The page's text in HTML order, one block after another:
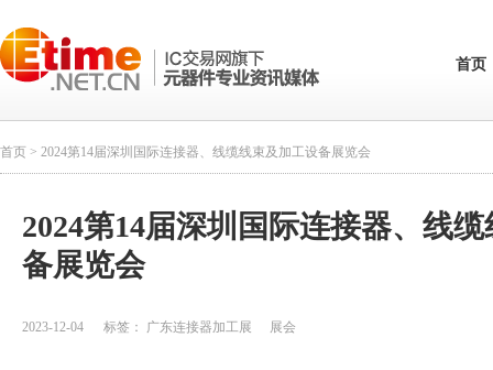
首页
首页 > 2024第14届深圳国际连接器、线缆线束及加工设备展览会
2024第14届深圳国际连接器、线
备展览会
2023-12-04 标签： 广东连接器加工展 展会